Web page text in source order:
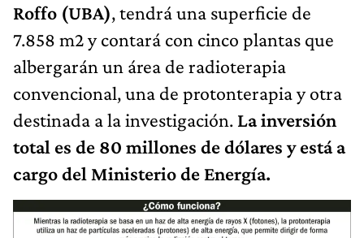
Roffo (UBA), tendrá una superficie de
7.858 m2 y contará con cinco plantas que
albergarán un área de radioterapia
convencional, una de protonterapia y otra
destinada a la investigación. La inversión
total es de 80 millones de dólares y está a
cargo del Ministerio de Energía.